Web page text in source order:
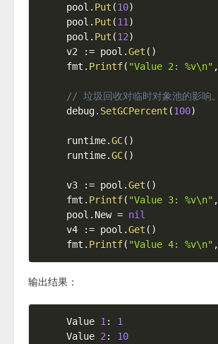
pool . Put (10)
pool . Put (11 )
pool . Put (12)
v2
:= pool .Get ( )
fmt . Printf( "Value 2: %v\n" ,
// 垃圾回收对临时对象池的影响。
debug. SetGCPercent (100)
runtime.GC( )
runtime.GC( )
v3 := pool .Get ( )
fmt . Printf( "Value 3: %v\n" ,
pool . New = nil
v4
:= pool .Get ( )
fmt . Printf( "Value 4: %v\n" ,
输出结果：
Value 1 : 1
Value 2 : 10